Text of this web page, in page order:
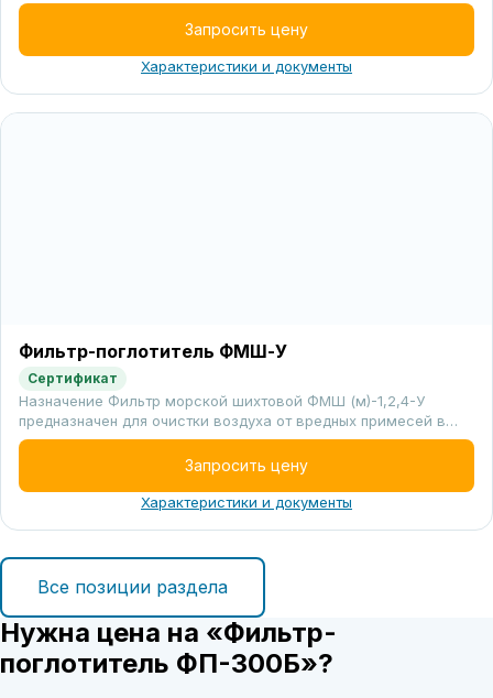
Запросить цену
Характеристики и документы
Фильтр-поглотитель ФМШ-У
Сертификат
Назначение Фильтр морской шихтовой ФМШ (м)-1,2,4-У
предназначен для очистки воздуха от вредных примесей в…
Запросить цену
Характеристики и документы
Все позиции раздела
Нужна цена на «Фильтр-
поглотитель ФП-300Б»?